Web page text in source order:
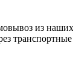
из